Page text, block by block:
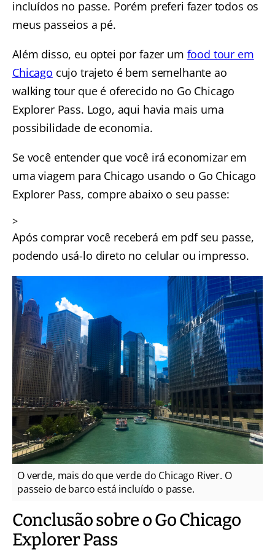
incluídos no passe. Porém preferi fazer todos os
meus passeios a pé.
Além disso, eu optei por fazer um food tour em
Chicago cujo trajeto é bem semelhante ao
walking tour que é oferecido no Go Chicago
Explorer Pass. Logo, aqui havia mais uma
possibilidade de economia.
Se você entender que você irá economizar em
uma viagem para Chicago usando o Go Chicago
Explorer Pass, compre abaixo o seu passe:
>
Após comprar você receberá em pdf seu passe,
podendo usá-lo direto no celular ou impresso.
O verde, mais do que verde do Chicago River. O
passeio de barco está incluído o passe.
Conclusão sobre o Go Chicago
Explorer Pass